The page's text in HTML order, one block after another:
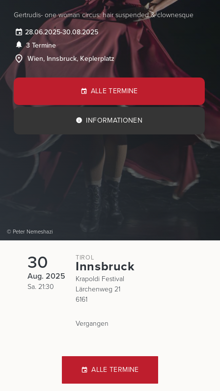
© Peter Nemeshazi
Gertrudis- one woman circus: hair suspended & clownesque
28.06.2025-30.08.2025
3 Termine
Wien, Innsbruck, Keplerplatz
ALLE TERMINE
INFORMATIONEN
30
Aug. 2025
Sa. 21:30
TIROL
Innsbruck
Krapoldi Festival
Lärchenweg 21
6161
Vergangen
ALLE TERMINE